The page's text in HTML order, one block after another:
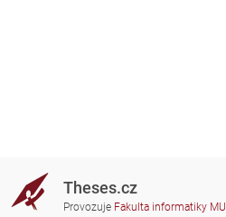
Theses.cz
Provozuje Fakulta informatiky MU